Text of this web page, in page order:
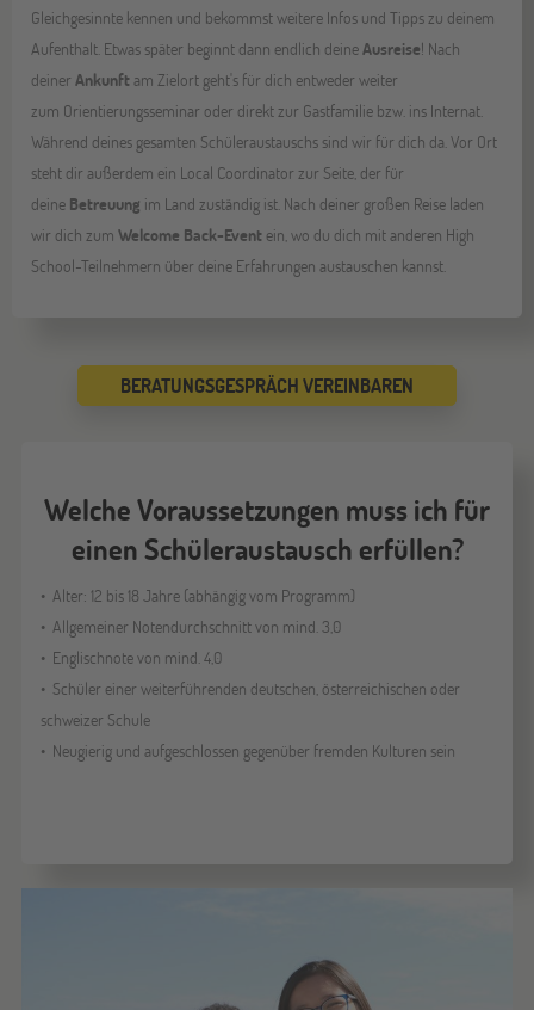
Gleichgesinnte kennen und bekommst weitere Infos und Tipps zu deinem
Aufenthalt. Etwas später beginnt dann endlich deineAusreise! Nach
deinerAnkunft am Zielort geht's für dich entweder weiter
zum Orientierungsseminar oder direkt zur Gastfamilie bzw. ins Internat.
Während deines gesamten Schüleraustauschs sind wir für dich da. Vor Ort
steht dir außerdem ein Local Coordinator zur Seite, der für
deine Betreuung im Land zuständig ist. Nach deiner großen Reise laden
wir dich zumWelcome Back-Event ein, wo du dich mit anderen High
School-Teilnehmern über deine Erfahrungen austauschen kannst.
BERATUNGSGESPRÄCH VEREINBAREN
Welche Voraussetzungen muss ich für
einen Schüleraustausch erfüllen?
Alter: 12 bis 18 Jahre (abhängig vom Programm)
Allgemeiner Notendurchschnitt von mind. 3,0
Englischnote von mind. 4,0
Schüler einer weiterführenden deutschen, österreichischen oder
schweizer Schule
Neugierig und aufgeschlossen gegenüber fremden Kulturen sein